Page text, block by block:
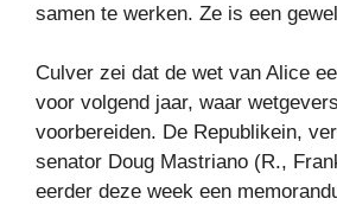
samen te werken. Ze is een
Culver zei dat de wet van Alice
voor volgend jaar, waar
voorbereiden. De Republikein,
senator Doug Mastriano (R.,
eerder deze week een